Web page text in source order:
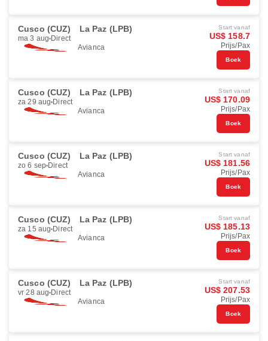
Cusco (CUZ) La Paz (LPB)
ma 3 aug Direct
Avianca
Start vanaf
US$ 158.7
Prijs/Pax
Boek
Cusco (CUZ) La Paz (LPB)
za 29 aug Direct
Avianca
Start vanaf
US$ 170.09
Prijs/Pax
Boek
Cusco (CUZ) La Paz (LPB)
zo 6 sep Direct
Avianca
Start vanaf
US$ 181.56
Prijs/Pax
Boek
Cusco (CUZ) La Paz (LPB)
za 15 aug Direct
Avianca
Start vanaf
US$ 185.13
Prijs/Pax
Boek
Cusco (CUZ) La Paz (LPB)
vr 28 aug Direct
Avianca
Start vanaf
US$ 207.53
Prijs/Pax
Boek